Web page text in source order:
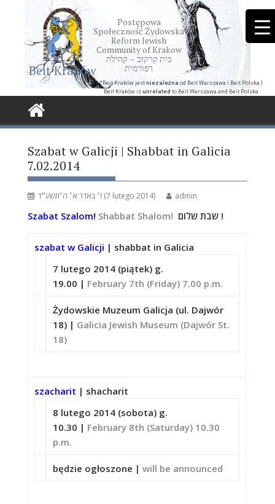
Beit Kraków
Postępowa
Społeczność Żydowska
Reform Jewish
Community of Krakow
בית קרקוב – קהילה
רפורמית
*Beit Kraków jest niezależna od Beit Warszawa i Beit Polska |
Beit Kraków is unrelated to Beit Warszawa and Beit Polska
Szabat w Galicji | Shabbat in Galicia
7.02.2014
ז׳ באדר א׳ ה׳תשע״ד (7 lutego 2014) admin
Szabat Szalom! Shabbat Shalom! שבת שלום !
szabat w Galicji | shabbat in Galicia
7 lutego 2014 (piątek) g.
19.00 | February 7th (Friday) 7.00 p.m.
Żydowskie Muzeum Galicja (ul. Dajwór
18) | Galicia Jewish Museum (Dajwór St.
18)
szacharit | shacharit
8 lutego 2014 (sobota) g.
10.30 | February 8th (Saturday) 10.30
p.m.
będzie ogłoszone | will be announced